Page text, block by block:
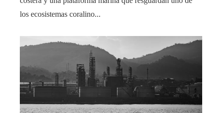
los ecosistemas coralino...